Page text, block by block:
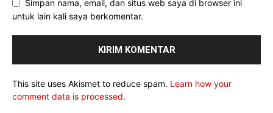
Simpan nama, email, dan situs web saya di browser ini
untuk lain kali saya berkomentar.
This site uses Akismet to reduce spam. Learn how your
comment data is processed.